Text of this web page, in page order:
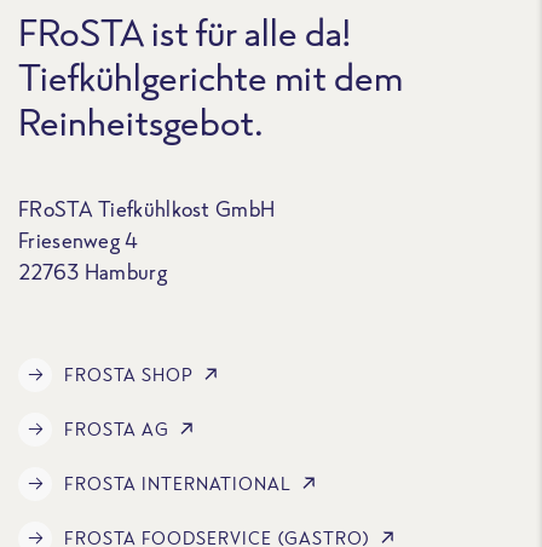
FRoSTA ist für alle da!
Tiefkühlgerichte mit dem
Reinheitsgebot.
FRoSTA Tiefkühlkost GmbH
Friesenweg 4
22763 Hamburg
FROSTA SHOP
FROSTA AG
FROSTA INTERNATIONAL
FROSTA FOODSERVICE (GASTRO)